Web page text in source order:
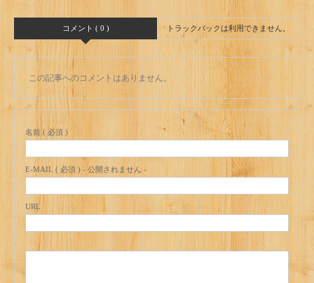
コメント ( 0 ) トラックバックは利用できません。
この記事へのコメントはありません。
名前 ( 必須 )
E-MAIL ( 必須 ) - 公開されません -
URL